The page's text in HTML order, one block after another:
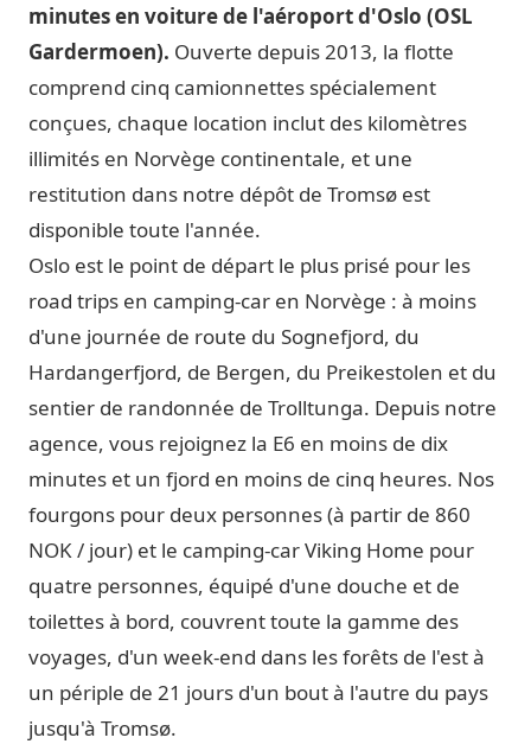
minutes en voiture de l'aéroport d'Oslo (OSL
Gardermoen). Ouverte depuis 2013, la flotte
comprend cinq camionnettes spécialement
conçues, chaque location inclut des kilomètres
illimités en Norvège continentale, et une
restitution dans notre dépôt de Tromsø est
disponible toute l'année.
Oslo est le point de départ le plus prisé pour les
road trips en camping-car en Norvège : à moins
d'une journée de route du Sognefjord, du
Hardangerfjord, de Bergen, du Preikestolen et du
sentier de randonnée de Trolltunga. Depuis notre
agence, vous rejoignez la E6 en moins de dix
minutes et un fjord en moins de cinq heures. Nos
fourgons pour deux personnes (à partir de 860
NOK / jour) et le camping-car Viking Home pour
quatre personnes, équipé d'une douche et de
toilettes à bord, couvrent toute la gamme des
voyages, d'un week-end dans les forêts de l'est à
un périple de 21 jours d'un bout à l'autre du pays
jusqu'à Tromsø.